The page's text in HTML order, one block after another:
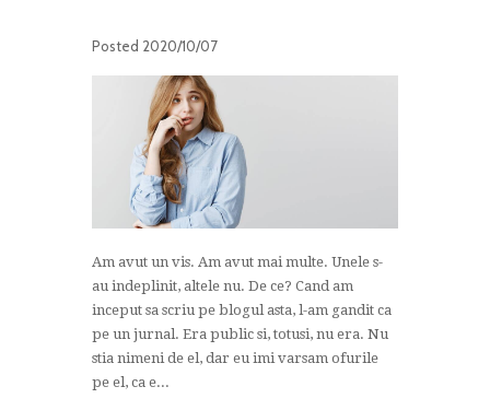
Posted 2020/10/07
Am avut un vis. Am avut mai multe. Unele s-
au indeplinit, altele nu. De ce? Cand am
inceput sa scriu pe blogul asta, l-am gandit ca
pe un jurnal. Era public si, totusi, nu era. Nu
stia nimeni de el, dar eu imi varsam ofurile
pe el, ca e...